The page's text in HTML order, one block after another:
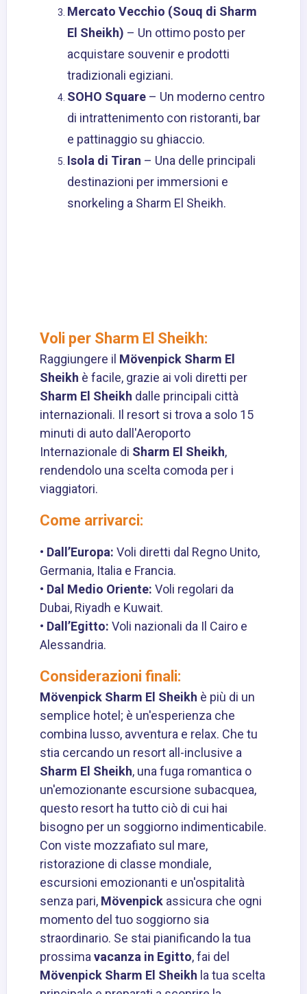
Mercato Vecchio (Souq di Sharm
El Sheikh) – Un ottimo posto per
acquistare souvenir e prodotti
tradizionali egiziani.
SOHO Square – Un moderno centro
di intrattenimento con ristoranti, bar
e pattinaggio su ghiaccio.
Isola di Tiran – Una delle principali
destinazioni per immersioni e
snorkeling a Sharm El Sheikh.
Voli per Sharm El Sheikh:
Raggiungere il Mövenpick Sharm El
Sheikh è facile, grazie ai voli diretti per
Sharm El Sheikh dalle principali città
internazionali. Il resort si trova a solo 15
minuti di auto dall'Aeroporto
Internazionale di Sharm El Sheikh,
rendendolo una scelta comoda per i
viaggiatori.
Come arrivarci:
• Dall’Europa: Voli diretti dal Regno Unito,
Germania, Italia e Francia.
• Dal Medio Oriente: Voli regolari da
Dubai, Riyadh e Kuwait.
• Dall’Egitto: Voli nazionali da Il Cairo e
Alessandria.
Considerazioni finali:
Mövenpick Sharm El Sheikh è più di un
semplice hotel; è un'esperienza che
combina lusso, avventura e relax. Che tu
stia cercando un resort all-inclusive a
Sharm El Sheikh, una fuga romantica o
un'emozionante escursione subacquea,
questo resort ha tutto ciò di cui hai
bisogno per un soggiorno indimenticabile.
Con viste mozzafiato sul mare,
ristorazione di classe mondiale,
escursioni emozionanti e un'ospitalità
senza pari, Mövenpick assicura che ogni
momento del tuo soggiorno sia
straordinario. Se stai pianificando la tua
prossima vacanza in Egitto, fai del
Mövenpick Sharm El Sheikh la tua scelta